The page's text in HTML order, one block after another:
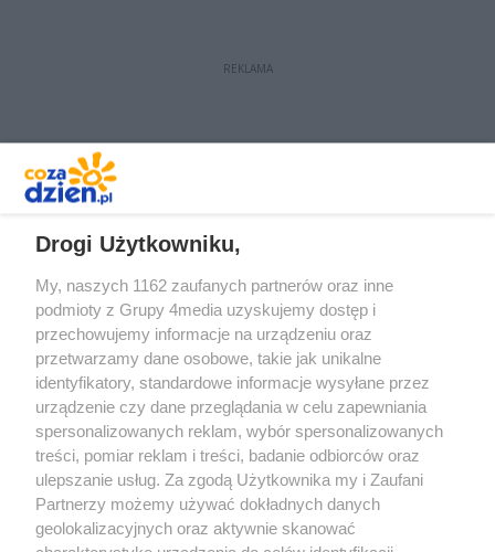
REKLAMA
Redakcja Reklama Prywatność
Praca Łódź
the:protocol
Drogi Użytkowniku,
My, naszych 1162 zaufanych partnerów oraz inne
podmioty z Grupy 4media uzyskujemy dostęp i
przechowujemy informacje na urządzeniu oraz
przetwarzamy dane osobowe, takie jak unikalne
identyfikatory, standardowe informacje wysyłane przez
urządzenie czy dane przeglądania w celu zapewniania
spersonalizowanych reklam, wybór spersonalizowanych
treści, pomiar reklam i treści, badanie odbiorców oraz
ulepszanie usług. Za zgodą Użytkownika my i Zaufani
Partnerzy możemy używać dokładnych danych
geolokalizacyjnych oraz aktywnie skanować